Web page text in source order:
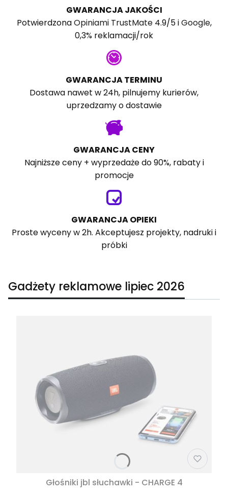
GWARANCJA JAKOŚCI
PotwierdzonaOpiniami TrustMate4.9/5 iGoogle,
0,3% reklamacji/rok
GWARANCJA TERMINU
Dostawa nawet w 24h, pilnujemy kurierów,
uprzedzamy o dostawie
GWARANCJA CENY
Najniższe ceny + wyprzedaże do 90%, rabaty i
promocje
GWARANCJA OPIEKI
Proste wyceny w 2h. Akceptujesz projekty, nadruki i
próbki
Gadżety reklamowe lipiec 2026
Głośniki jbl słuchawki - CHARGE 4